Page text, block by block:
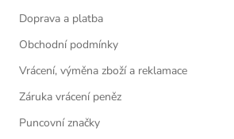
Doprava a platba
Obchodní podmínky
Vrácení, výměna zboží a reklamace
Záruka vrácení peněz
Puncovní značky